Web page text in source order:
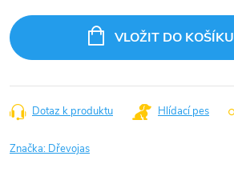
cena:
VLOŽIT DO KOŠÍKU
Dotaz k produktu Hlídací pes
Značka: Dřevojas